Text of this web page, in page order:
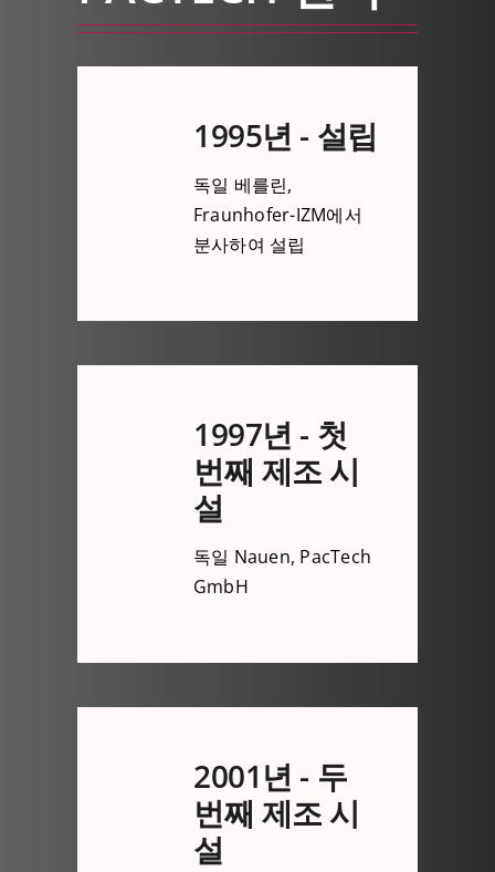
1995년 - 설립
독일 베를린,
Fraunhofer-IZM에서
분사하여 설립
1997년 - 첫
번째 제조 시
설
독일 Nauen, PacTech
GmbH
2001년 - 두
번째 제조 시
설